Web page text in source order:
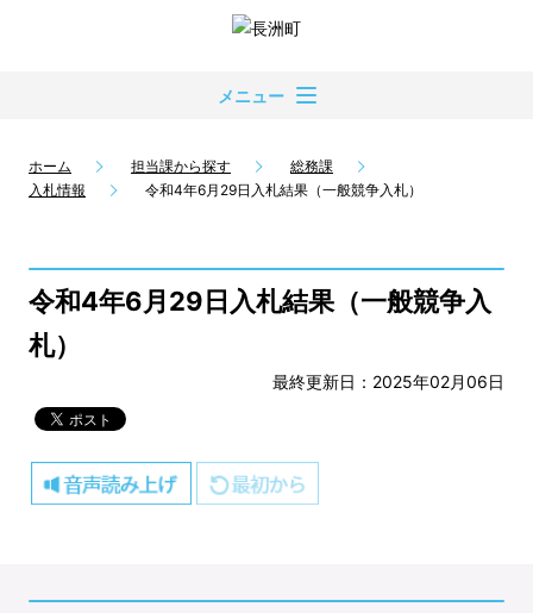
メニュー
ホーム 担当課から探す
総務課
入札情報
令和4年6月29日入札結果（一般競争入札）
令和4年6月29日入札結果（一般競争入
札）
最終更新日：2025年02月06日